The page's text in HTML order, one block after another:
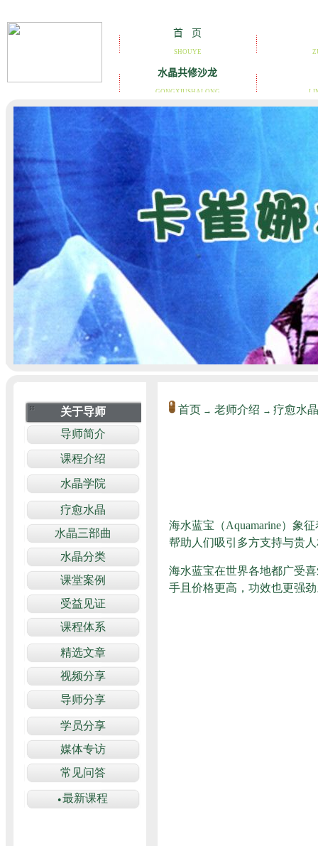
首页 → 老师介绍 → 疗愈水
海水蓝宝（Aquamarine）象
帮助人们吸引多方支持与贵
海水蓝宝在世界各地都广受
手且价格更高，功效也更强